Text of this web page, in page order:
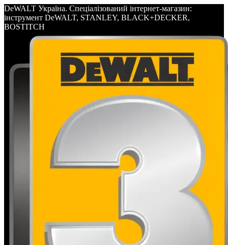
DeWALT Україна. Спеціалізований інтернет-магазин:
інструмент DeWALT, STANLEY, BLACK+DECKER,
BOSTITCH